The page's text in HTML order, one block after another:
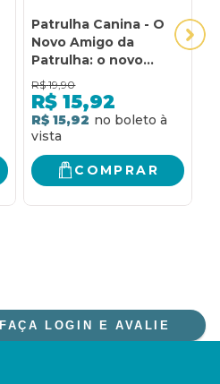
Patrulha Canina - O
Novo Amigo da
Patrulha: o novo
amigo da Patrulha
R$ 19,90
R$ 15,92
R$ 15,92
COMPRAR
FAÇA LOGIN E AVALIE